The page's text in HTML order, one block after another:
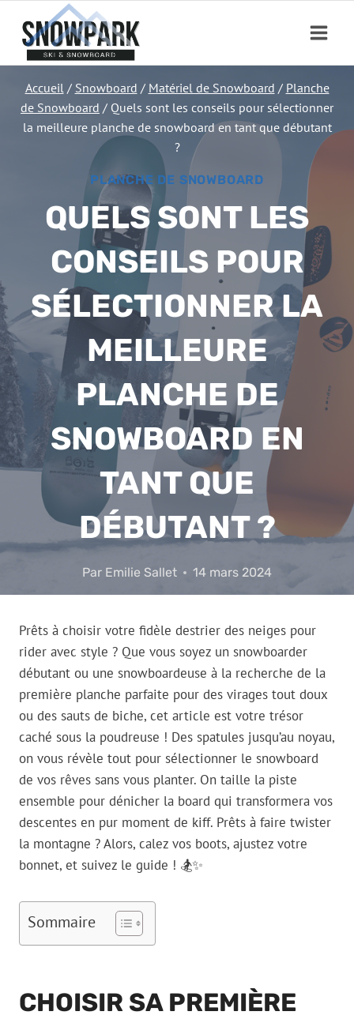
contenu
Accueil / Snowboard / Matériel de Snowboard / Planche
de Snowboard / Quels sont les conseils pour sélectionner
la meilleure planche de snowboard en tant que débutant
?
PLANCHE DE SNOWBOARD
QUELS SONT LES
CONSEILS POUR
SÉLECTIONNER LA
MEILLEURE
PLANCHE DE
SNOWBOARD EN
TANT QUE
DÉBUTANT ?
Par Emilie Sallet 14 mars 2024
Prêts à choisir votre fidèle destrier des neiges pour
rider avec style ? Que vous soyez un snowboarder
débutant ou une snowboardeuse à la recherche de la
première planche parfaite pour des virages tout doux
ou des sauts de biche, cet article est votre trésor
caché sous la poudreuse ! Des spatules jusqu’au noyau,
on vous révèle tout pour sélectionner le snowboard
de vos rêves sans vous planter. On taille la piste
ensemble pour dénicher la board qui transformera vos
descentes en pur moment de kiff. Prêts à faire twister
la montagne ? Alors, calez vos boots, ajustez votre
bonnet, et suivez le guide ! 🏂✨
Sommaire
CHOISIR SA PREMIÈRE